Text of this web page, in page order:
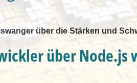
über die Stärken und
über Node.js